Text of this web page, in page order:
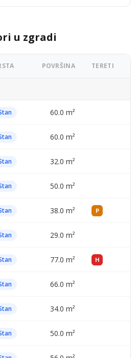
u zgradi
POVRŠINA TERETI
60.0 m²
60.0 m²
32.0 m²
50.0 m²
38.0 m² P
29.0 m²
77.0 m² H
66.0 m²
34.0 m²
50.0 m²